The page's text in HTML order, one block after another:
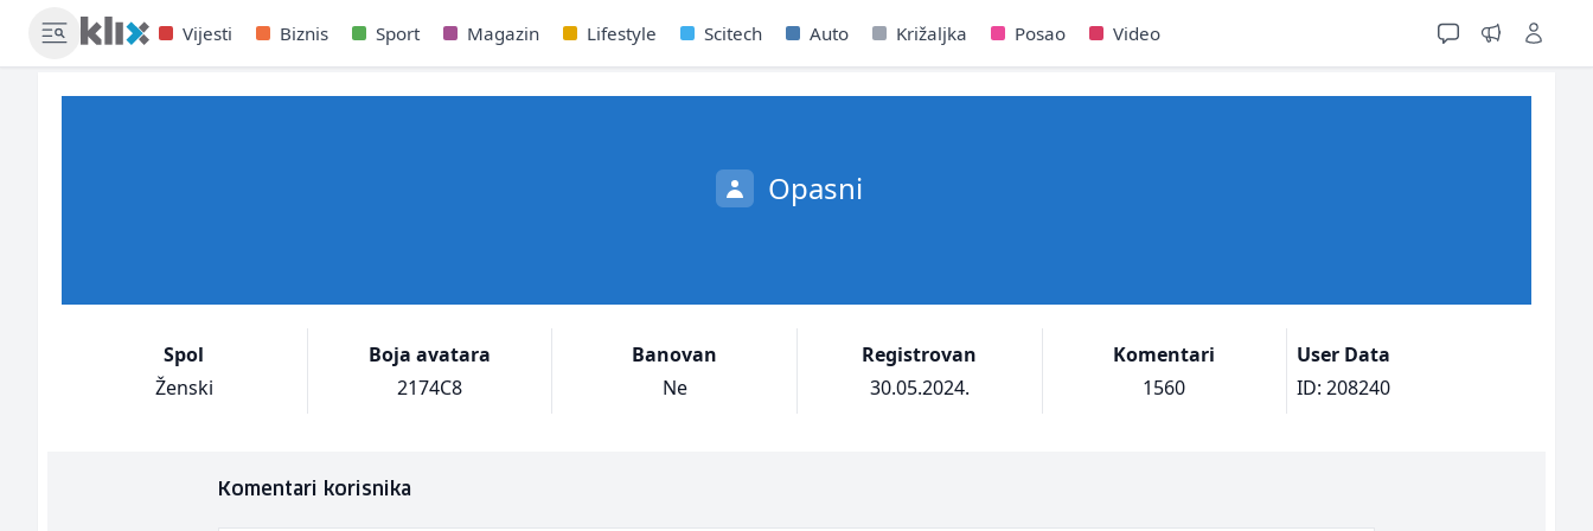
Vijesti Biznis Sport Magazin Lifestyle Scitech Auto Križaljka Posao Video
Opasni
Spol
Ženski
Boja avatara
2174C8
Banovan
Ne
Registrovan
30.05.2024.
Komentari
1560
User Data
ID: 208240
Komentari korisnika